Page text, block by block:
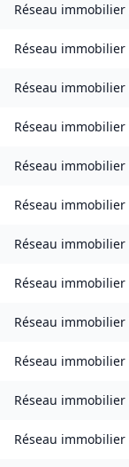
Réseau immobilier
Réseau immobilier
Réseau immobilier
Réseau immobilier
Réseau immobilier
Réseau immobilier
Réseau immobilier
Réseau immobilier
Réseau immobilier
Réseau immobilier
Réseau immobilier
Réseau immobilier